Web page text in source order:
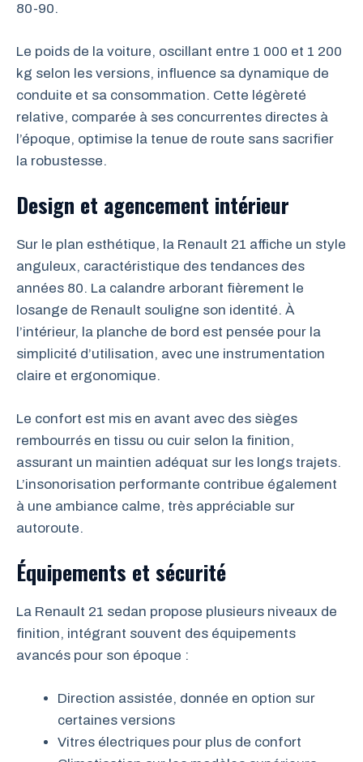
80-90.
Le poids de la voiture, oscillant entre 1 000 et 1 200
kg selon les versions, influence sa dynamique de
conduite et sa consommation. Cette légèreté
relative, comparée à ses concurrentes directes à
l’époque, optimise la tenue de route sans sacrifier
la robustesse.
Design et agencement intérieur
Sur le plan esthétique, la Renault 21 affiche un style
anguleux, caractéristique des tendances des
années 80. La calandre arborant fièrement le
losange de Renault souligne son identité. À
l’intérieur, la planche de bord est pensée pour la
simplicité d’utilisation, avec une instrumentation
claire et ergonomique.
Le confort est mis en avant avec des sièges
rembourrés en tissu ou cuir selon la finition,
assurant un maintien adéquat sur les longs trajets.
L’insonorisation performante contribue également
à une ambiance calme, très appréciable sur
autoroute.
Équipements et sécurité
La Renault 21 sedan propose plusieurs niveaux de
finition, intégrant souvent des équipements
avancés pour son époque :
Direction assistée, donnée en option sur
certaines versions
Vitres électriques pour plus de confort